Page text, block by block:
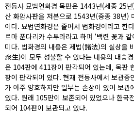
전등사 묘법연화경 목판은 1443년(세종 25
산 화암사판을 저본으로 1543년(중종 38년)
이다. 묘법연화경은 줄여서 법화경이라고 한
르마 푼다리카 수투라라고 하며 ‘백련 꽃과
미다. 법화경의 내용은 제법(諸法)의 실상을
衆生)이 모두 성불할 수 있다는 내용의 대승
은 104판에 411장이 판각되어 있는데, 목판
장이 판각되어 있다. 현재 전등사에서 보관중
가 아주 양호하지만 일부는 손상이 있어 보관
있다. 원래 105판이 보존되어 있었으나 한국
되어 104판이 보관되고 있다.